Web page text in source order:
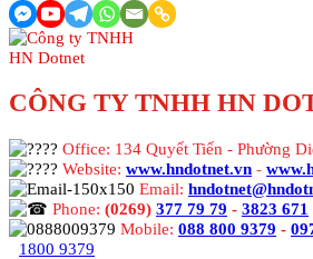
CÔNG TY TNHH HN
Office: 134 Quyết Tiến - Phường
Website: www.hndotnet.vn -
Email:
Phone: (0269) 377 79 79 - 3823 671
Mobile: 088 800 9379 -
1800 9379